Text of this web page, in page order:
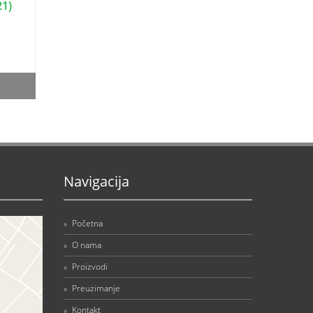
Navigacija
» Početna
» O nama
» Proizvodi
» Preuzimanje
» Kontakt